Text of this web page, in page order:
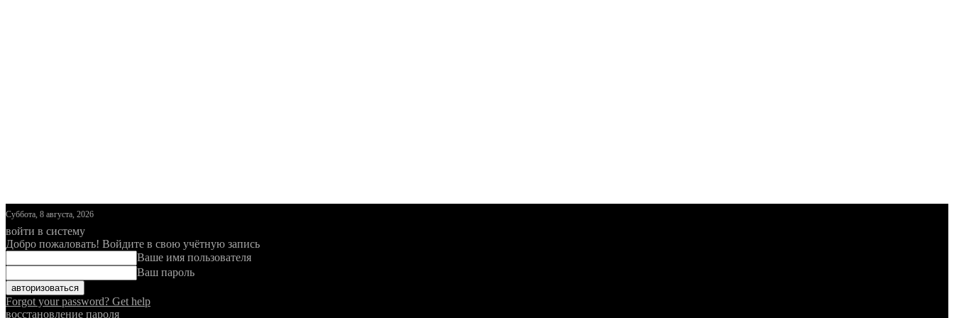
Суббота, 8 августа, 2026
войти в систему
Добро пожаловать! Войдите в свою учётную запись
Ваше имя пользователя
Ваш пароль
Forgot your password? Get help
восстановление пароля